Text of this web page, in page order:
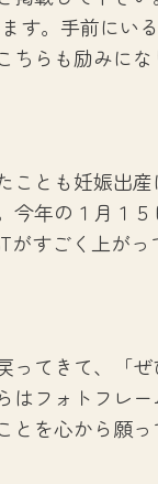
す。手前にい
ちらも励みにな
ことも妊娠出産
今年の１月１５
がすごく上がっ
ってきて、「
はフォトフレー
とを心から願っ